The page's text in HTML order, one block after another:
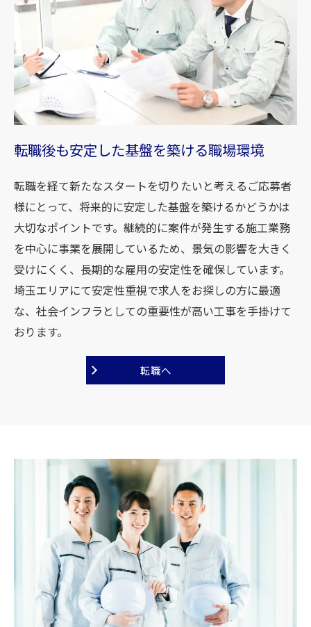
転職後も安定した基盤を築ける職場環境
転職を経て新たなスタートを切りたいと考えるご応募者
様にとって、将来的に安定した基盤を築けるかどうかは
大切なポイントです。継続的に案件が発生する施工業務
を中心に事業を展開しているため、景気の影響を大きく
受けにくく、長期的な雇用の安定性を確保しています。
埼玉エリアにて安定性重視で求人をお探しの方に最適
な、社会インフラとしての重要性が高い工事を手掛けて
おります。
転職へ